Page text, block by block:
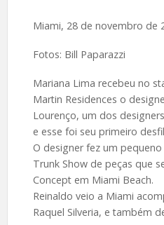
Miami, 28 de novembro de
Fotos: Bill Paparazzi
Mariana Lima recebeu no
Martin Residences o
Lourenço, um dos
e esse foi seu primeiro
O designer fez um
Trunk Show de peças que
Concept em Miami Beach.
Reinaldo veio a Miami
Raquel Silveria, e também